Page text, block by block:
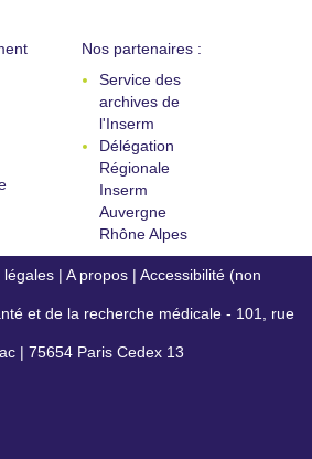
Nos partenaires :
Service des
archives de
l'Inserm
Délégation
Régionale
Inserm
Auvergne
Rhône Alpes
légales | A propos | Accessibilité (non
conforme)
et de la recherche médicale - 101, rue
| 75654 Paris Cedex 13